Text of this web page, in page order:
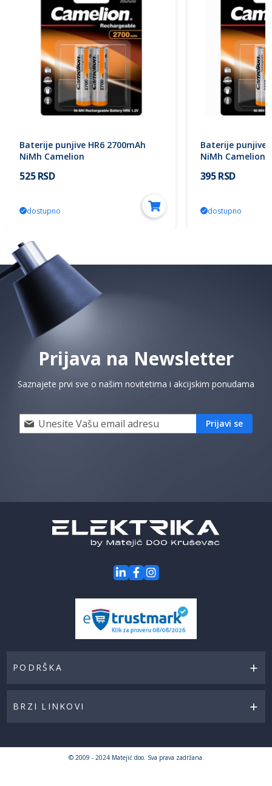
Baterije punjive HR6 2700mAh
NiMh Camelion
525 RSD
dostupno
Baterije punjive
NiMh Camelion
395 RSD
dostupno
Prijava na Newsletter
Saznajete prvi sve o našim novitetima i akcijskim ponudama
Prijavi
se
akcije
Prijavi se
PODRŠKA
BRZI LINKOVI
© 2009 - 2024 Matejić doo. Sva prava zadržana.